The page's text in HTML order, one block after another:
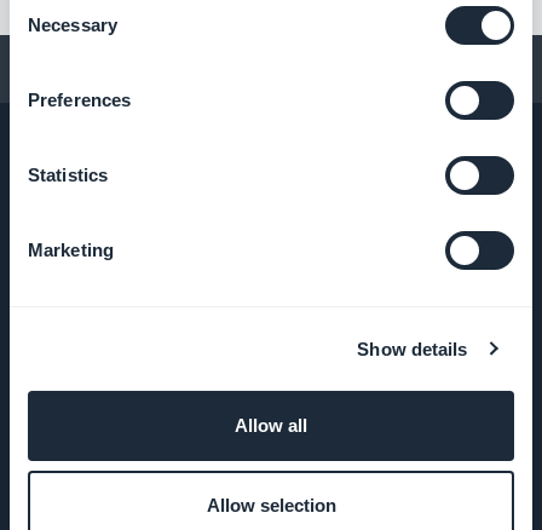
Selection
Necessary
Preferences
Statistics
Marketing
Show details
Allow all
Allow selection
extraordinaire
ADN